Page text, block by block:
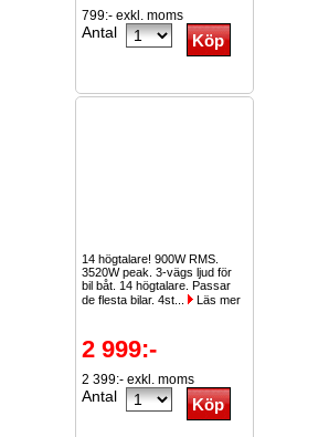
799:- exkl. moms
Antal
14 högtalare! 900W RMS.
3520W peak. 3-vägs ljud för
bil båt. 14 högtalare. Passar
de flesta bilar. 4st...
Läs mer
2 999:-
2 399:- exkl. moms
Antal